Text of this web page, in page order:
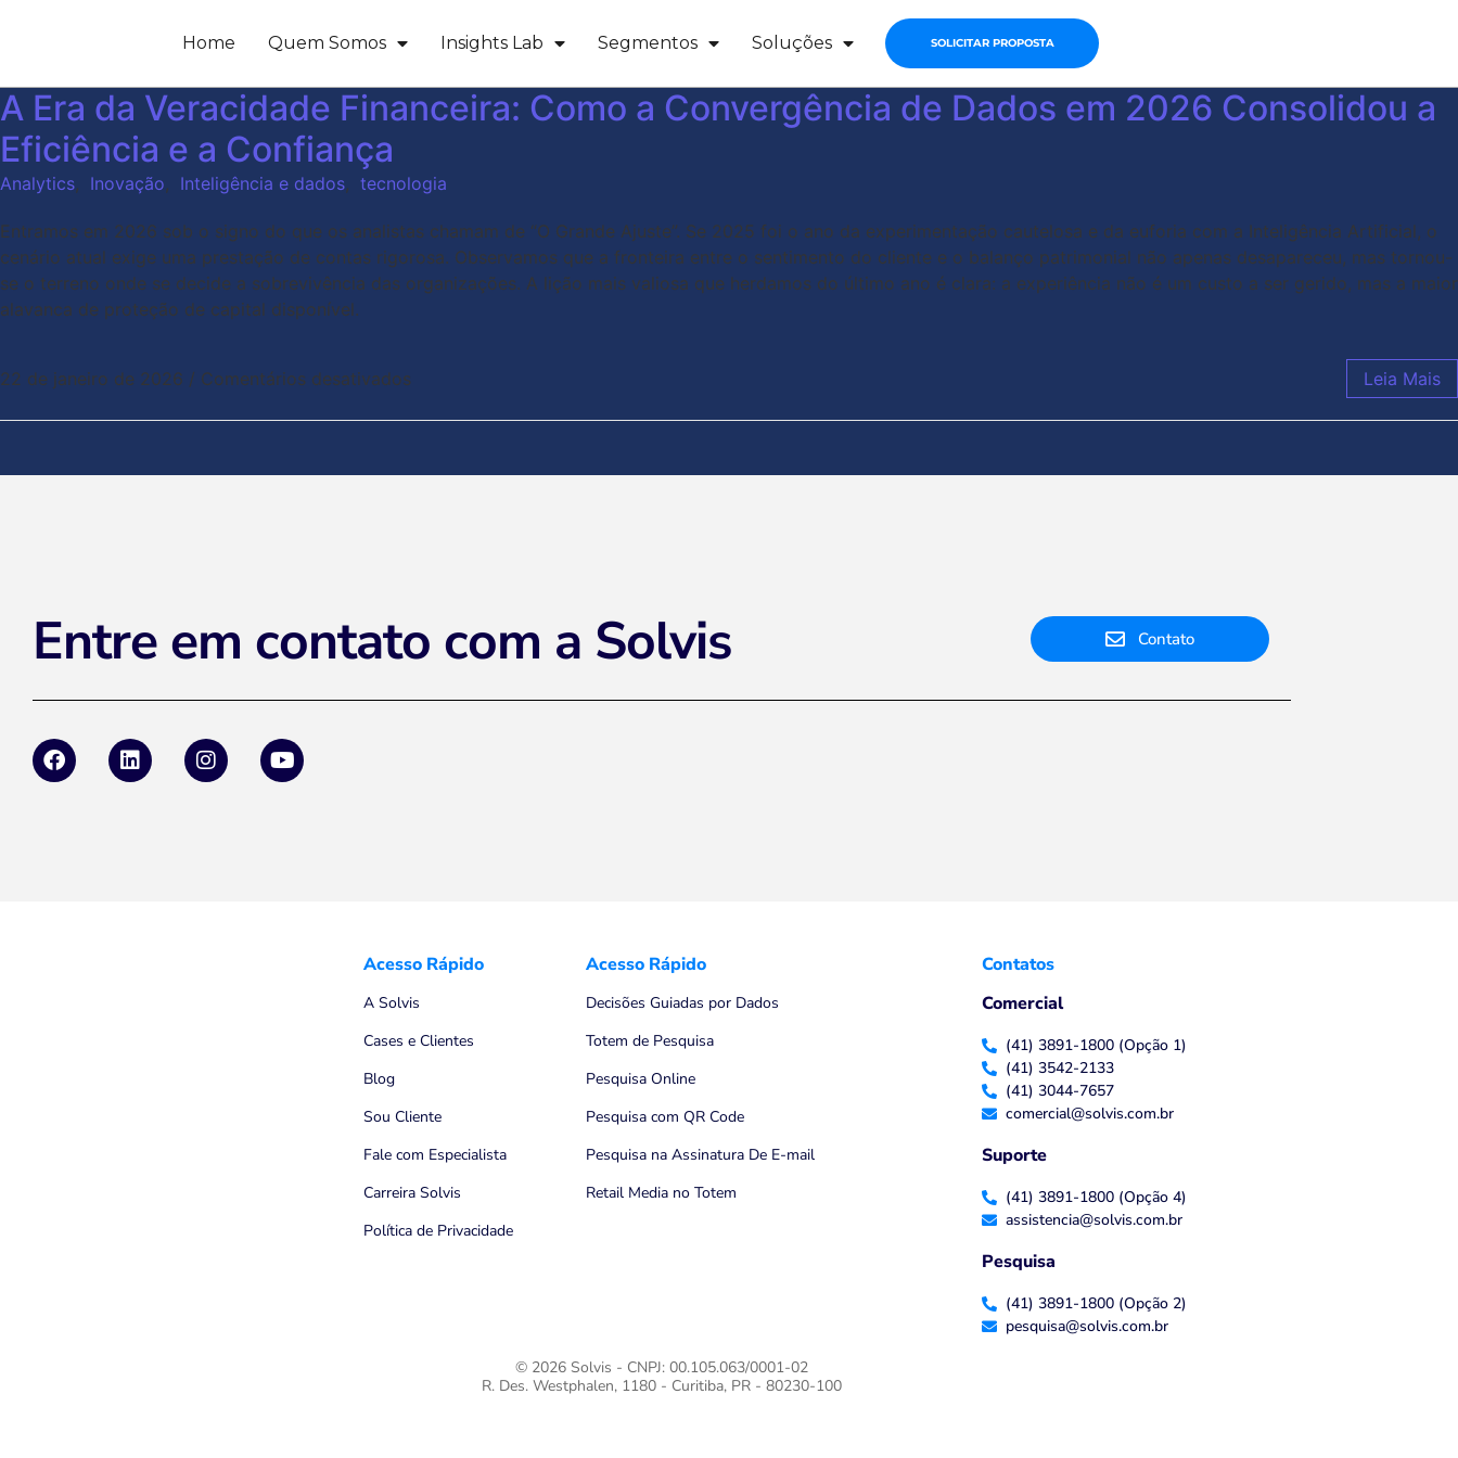
Home Quem Somos Insights Lab Segmentos Soluções SOLICITAR PROPOSTA
A Era da Veracidade Financeira: Como a Convergência de Dados em 2026 Consolidou a
Eficiência e a Confiança
Analytics, Inovação, Inteligência e dados, tecnologia
Entramos em 2026 sob o signo do que os analistas chamam de “O Grande Ajuste”. Se 2025 foi o ano da experimentação cautelosa e da euforia com a Inteligência Artificial, o
cenário atual exige uma prestação de contas rigorosa. Observamos que a fronteira entre o sentimento do cliente e o balanço patrimonial não apenas desapareceu, mas tornou-
se o terreno onde se decide a sobrevivência das organizações. A lição mais valiosa que herdamos do último ano é clara: a experiência não é um custo a ser gerido, mas a maior
alavanca de proteção de capital disponível.
22 de janeiro de 2026 / Comentários desativados Leia Mais
Entre em contato com a Solvis Contato
Acesso Rápido
A Solvis
Cases e Clientes
Blog
Sou Cliente
Fale com Especialista
Carreira Solvis
Política de Privacidade
Acesso Rápido
Decisões Guiadas por Dados
Totem de Pesquisa
Pesquisa Online
Pesquisa com QR Code
Pesquisa na Assinatura De E-mail
Retail Media no Totem
Contatos
Comercial
(41) 3891-1800 (Opção 1)
(41) 3542-2133
(41) 3044-7657
comercial@solvis.com.br
Suporte
(41) 3891-1800 (Opção 4)
assistencia@solvis.com.br
Pesquisa
(41) 3891-1800 (Opção 2)
pesquisa@solvis.com.br
© 2026 Solvis - CNPJ: 00.105.063/0001-02
R. Des. Westphalen, 1180 - Curitiba, PR - 80230-100